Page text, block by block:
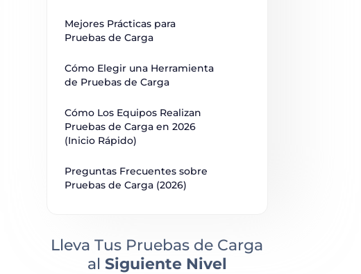
Mejores Prácticas para
Pruebas de Carga
Cómo Elegir una Herramienta
de Pruebas de Carga
Cómo Los Equipos Realizan
Pruebas de Carga en 2026
(Inicio Rápido)
Preguntas Frecuentes sobre
Pruebas de Carga (2026)
Lleva Tus Pruebas de Carga
al Siguiente Nivel